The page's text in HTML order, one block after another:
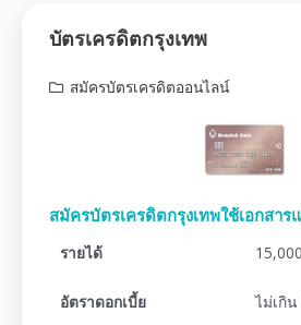
บัตรเครดิตกรุงเทพ
สมัครบัตรเครดิตออนไลน์
สมัครบัตรเครดิตกรุงเทพใช้เอกสาร
รายได้
อัตราดอกเบี้ย ไม่เกิ